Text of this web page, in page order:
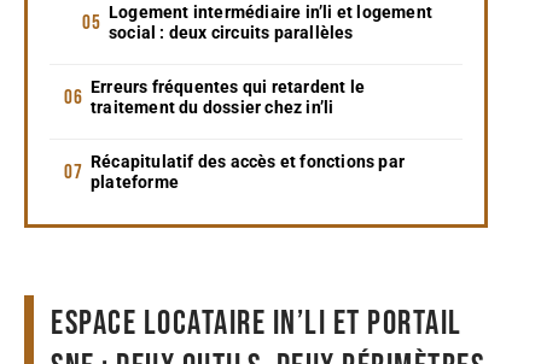
Logement intermédiaire in’li et logement
social : deux circuits parallèles
Erreurs fréquentes qui retardent le
traitement du dossier chez in’li
Récapitulatif des accès et fonctions par
plateforme
Espace locataire in’li et portail